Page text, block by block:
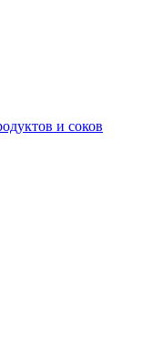
и соков